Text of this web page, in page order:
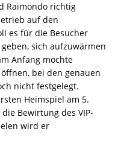
Raimondo richtig
auf den
es für die Besucher
sich aufzuwärmen
Anfang möchte
bei den genauen
nicht festgelegt.
Heimspiel am 5.
Bewirtung des VIP-
wird er